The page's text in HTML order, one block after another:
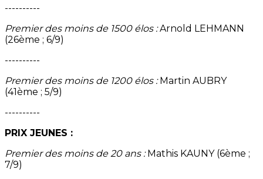
----------
Premier des moins de 1500 élos :Arnold LEHMANN
(26ème ; 6/9)
----------
Premier des moins de 1200 élos :Martin AUBRY
(41ème ; 5/9)
----------
PRIX JEUNES :
Premier des moins de 20 ans :Mathis KAUNY (6ème ;
7/9)